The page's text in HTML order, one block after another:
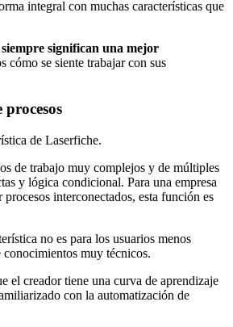
integral con muchas características que
significan una mejor
cómo se siente trabajar con sus
de Laserfiche.
de trabajo muy complejos y de múltiples
y lógica condicional. Para una empresa
procesos interconectados, esta función es
no es para los usuarios menos
muy técnicos.
el creador tiene una curva de aprendizaje
con la automatización de